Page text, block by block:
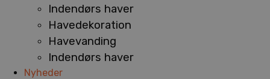
Indendørs haver
Havedekoration
Havevanding
Indendørs haver
Nyheder